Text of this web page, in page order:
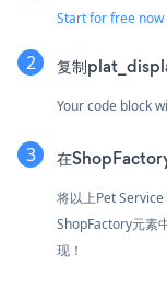
Start for free now
复制
Your code block
在
将以上Pet
ShopFactory元素
现！